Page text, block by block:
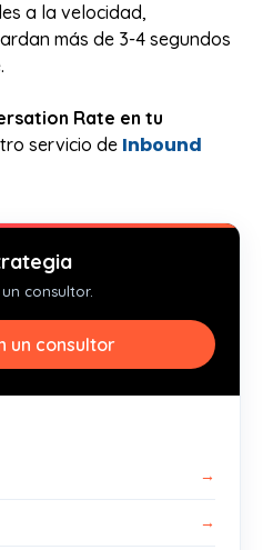
a la velocidad,
más de 3-4 segundos
Rate en tu
servicio de Inbound
consultor.
un consultor
→
→